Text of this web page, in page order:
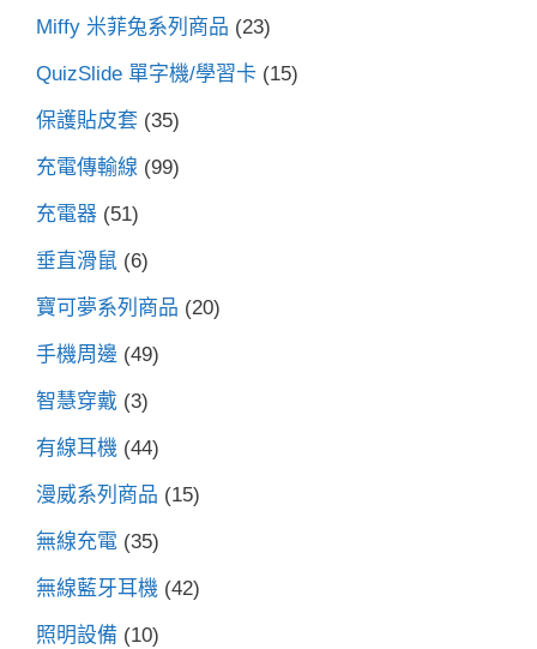
Miffy 米菲兔系列商品 (23)
QuizSlide 單字機/學習卡 (15)
保護貼皮套 (35)
充電傳輸線 (99)
充電器 (51)
垂直滑鼠 (6)
寶可夢系列商品 (20)
手機周邊 (49)
智慧穿戴 (3)
有線耳機 (44)
漫威系列商品 (15)
無線充電 (35)
無線藍牙耳機 (42)
照明設備 (10)